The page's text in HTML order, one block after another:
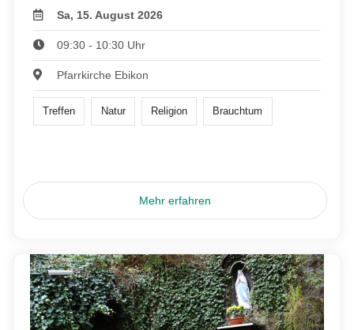
Sa, 15. August 2026
09:30 - 10:30 Uhr
Pfarrkirche Ebikon
Treffen Natur Religion Brauchtum
Mehr erfahren